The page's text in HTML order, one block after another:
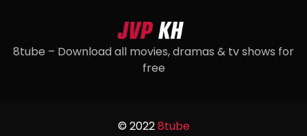
8tube – Download all movies, dramas & tv shows for
free
© 20228tube